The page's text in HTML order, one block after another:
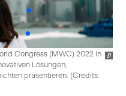
Congress (MWC) 2022 in
Lösungen,
präsentieren. (Credits: